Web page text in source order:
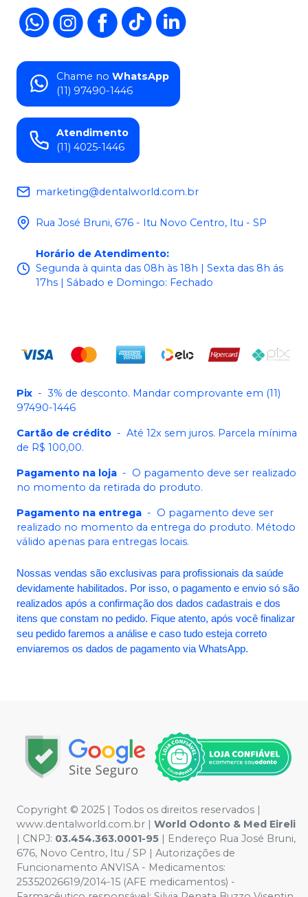
Chame no WhatsApp
(11) 97490-1446
Atendimento
(11) 4025-1446
marketing@dentalworld.com.br
Rua José Bruni, 676 - Itu Novo Centro, Itu - SP
Horário de Atendimento:
Segunda à quinta das 08h às 18h | Sexta das 8h ás
17hs | Sábado e Domingo: Fechado
Pix - 3% de desconto. Mandar comprovante em (11)
97490-1446
Cartão de crédito - Até 12x sem juros. Parcela mínima
de R$ 100,00.
Pagamento na loja - O pagamento deve ser realizado
no momento da retirada do produto.
Pagamento na entrega - O pagamento deve ser
realizado no momento da entrega do produto. Método
válido apenas para entregas locais.
Nossas vendas são exclusivas para profissionais da saúde
devidamente habilitados. Por isso, o pagamento e envio só são
realizados após a confirmação dos dados cadastrais e dos
itens que constam no pedido. Fique atento, após você finalizar
seu pedido faremos a análise e caso tudo esteja correto
enviaremos os dados de pagamento via WhatsApp.
Copyright © 2025 | Todos os direitos reservados |
www.dentalworld.com.br | World Odonto & Med Eireli
| CNPJ: 03.454.363.0001-95 | Endereço Rua José Bruni,
676, Novo Centro, Itu / SP | Autorizações de
Funcionamento ANVISA - Medicamentos:
25352026619/2014-15 (AFE medicamentos) -